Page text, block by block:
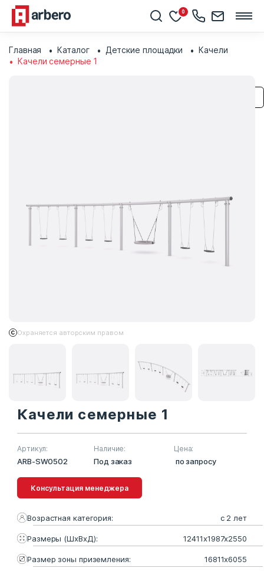
0
Главная Каталог Детские площадки
Качели
Качели семерные 1
Охраняется авторским правом
Качели семерные 1
Артикул:
ARB-SW0502
Наличие:
Под заказ
Цена:
по запросу
Консультация менеджера
Возрастная категория: с 2 лет
Размеры (ШхВхД): 12411х1987х2550
Размер зоны приземления: 16811х6055